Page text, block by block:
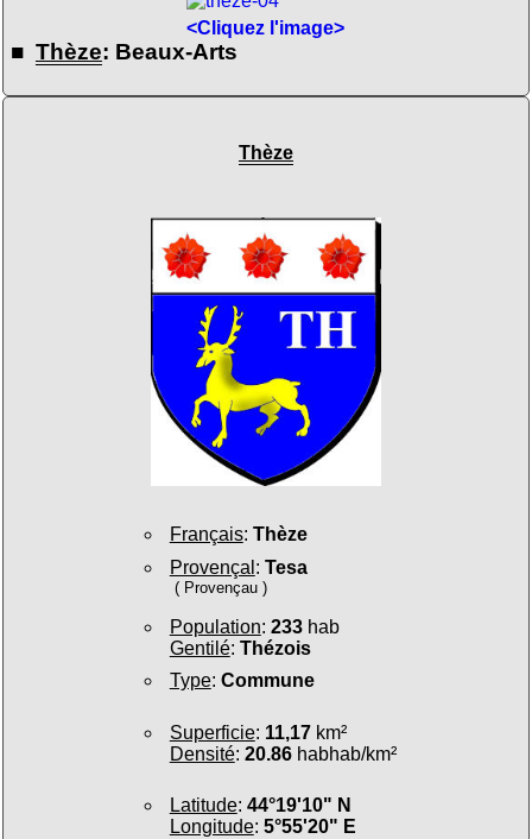
<Cliquez l'image>
■ Thèze: Beaux-Arts
Thèze
Français: Thèze
Provençal : Tesa
( Provençau )
Population: 233hab
Gentilé: Thézois
Type: Commune
Superficie: 11,17km²
Densité: 20.86habhab/km²
Latitude: 44°19'10" N
Longitude: 5°55'20" E